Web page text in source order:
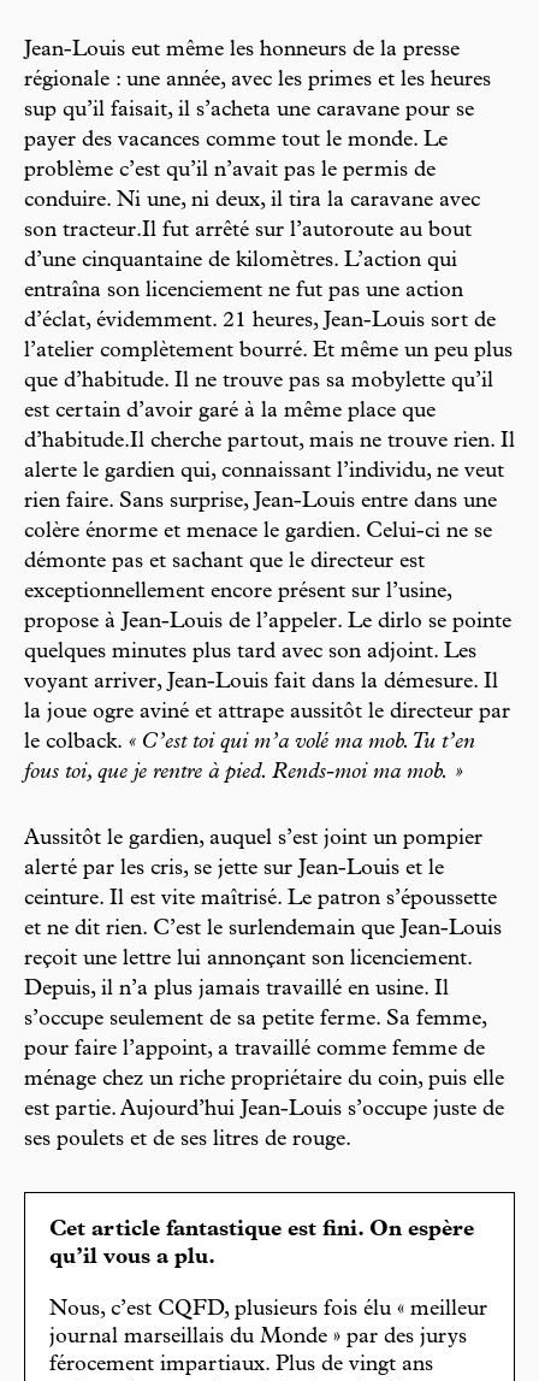
Jean-Louis eut même les honneurs de la presse
régionale : une année, avec les primes et les heures
sup qu’il faisait, il s’acheta une caravane pour se
payer des vacances comme tout le monde. Le
problème c’est qu’il n’avait pas le permis de
conduire. Ni une, ni deux, il tira la caravane avec
son tracteur.Il fut arrêté sur l’autoroute au bout
d’une cinquantaine de kilomètres. L’action qui
entraîna son licenciement ne fut pas une action
d’éclat, évidemment. 21 heures, Jean-Louis sort de
l’atelier complètement bourré. Et même un peu plus
que d’habitude. Il ne trouve pas sa mobylette qu’il
est certain d’avoir garé à la même place que
d’habitude.Il cherche partout, mais ne trouve rien. Il
alerte le gardien qui, connaissant l’individu, ne veut
rien faire. Sans surprise, Jean-Louis entre dans une
colère énorme et menace le gardien. Celui-ci ne se
démonte pas et sachant que le directeur est
exceptionnellement encore présent sur l’usine,
propose à Jean-Louis de l’appeler. Le dirlo se pointe
quelques minutes plus tard avec son adjoint. Les
voyant arriver, Jean-Louis fait dans la démesure. Il
la joue ogre aviné et attrape aussitôt le directeur par
le colback. « C’est toi qui m’a volé ma mob. Tu t’en
fous toi, que je rentre à pied. Rends-moi ma mob. »
Aussitôt le gardien, auquel s’est joint un pompier
alerté par les cris, se jette sur Jean-Louis et le
ceinture. Il est vite maîtrisé. Le patron s’époussette
et ne dit rien. C’est le surlendemain que Jean-Louis
reçoit une lettre lui annonçant son licenciement.
Depuis, il n’a plus jamais travaillé en usine. Il
s’occupe seulement de sa petite ferme. Sa femme,
pour faire l’appoint, a travaillé comme femme de
ménage chez un riche propriétaire du coin, puis elle
est partie. Aujourd’hui Jean-Louis s’occupe juste de
ses poulets et de ses litres de rouge.
Cet article fantastique est fini. On espère
qu’il vous a plu.
Nous, c’est CQFD, plusieurs fois élu « meilleur
journal marseillais du Monde » par des jurys
férocement impartiaux. Plus de vingt ans